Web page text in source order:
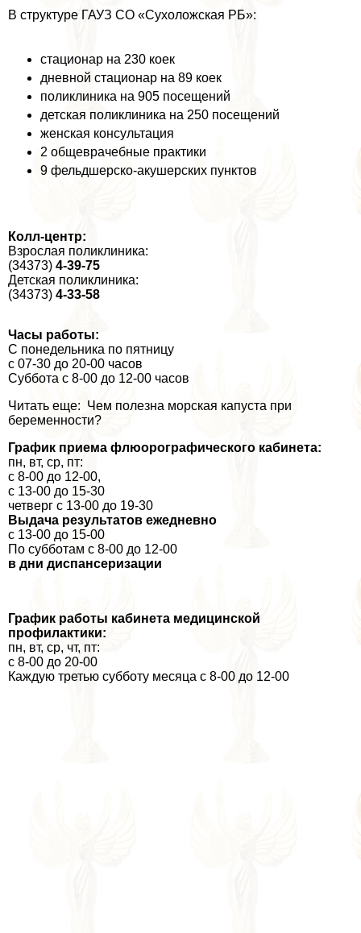
В структуре ГАУЗ СО «Сухоложская РБ»:
стационар на 230 коек
дневной стационар на 89 коек
поликлиника на 905 посещений
детская поликлиника на 250 посещений
женская консультация
2 общеврачебные пpaктики
9 фельдшерско-акушерских пунктов
Колл-центр:
Взрослая поликлиника:
(34373) 4-39-75
Детская поликлиника:
(34373) 4-33-58
Часы работы:
С понедельника по пятницу
с 07-30 до 20-00 часов
Суббота с 8-00 до 12-00 часов
Читать еще: Чем полезна морская капуста при
беременности?
График приема флюорографического кабинета:
пн, вт, ср, пт:
с 8-00 до 12-00,
с 13-00 до 15-30
четверг с 13-00 до 19-30
Выдача результатов ежедневно
с 13-00 до 15-00
По субботам с 8-00 до 12-00
в дни диспансеризации
График работы кабинета медицинской
профилактики:
пн, вт, ср, чт, пт:
с 8-00 до 20-00
Каждую третью субботу месяца с 8-00 до 12-00